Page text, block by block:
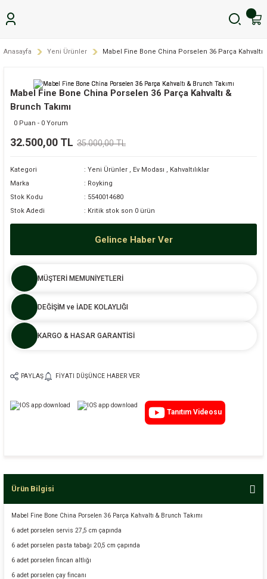
Anasayfa Yeni Ürünler Mabel Fine Bone China Porselen 36 Parça Kahvaltı
Mabel Fine Bone China Porselen 36 Parça Kahvaltı &
Brunch Takımı
0 Puan - 0 Yorum
32.500,00 TL 35.000,00 TL
Kategori Yeni Ürünler , Ev Modası , Kahvaltılıklar
Marka
Royking
Stok Kodu
5540014680
Stok Adedi
Kritik stok son 0 ürün
Gelince Haber Ver
MÜŞTERİ MEMUNİYETLERİ
DEĞİŞİM ve İADE KOLAYLIĞI
KARGO & HASAR GARANTİSİ
PAYLAŞ FIYATI DÜŞÜNCE HABER VER
Tanıtım Videosu
Ürün Bilgisi
Mabel Fine Bone China Porselen 36 Parça Kahvaltı & Brunch Takımı
6 adet porselen servis 27,5 cm çapında
6 adet porselen pasta tabağı 20,5 cm çapında
6 adet porselen fincan altlığı
6 adet porselen çay fincanı